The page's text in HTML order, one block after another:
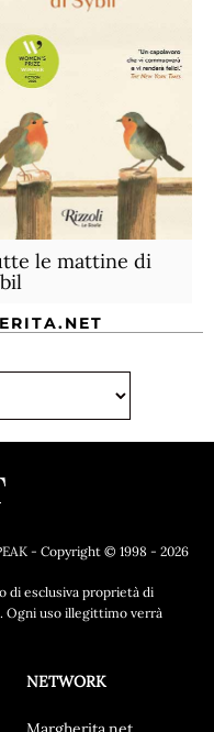
le mattine di
- Copyright © 1998 - 2026
di esclusiva proprietà di
Ogni uso illegittimo verrà
NETWORK